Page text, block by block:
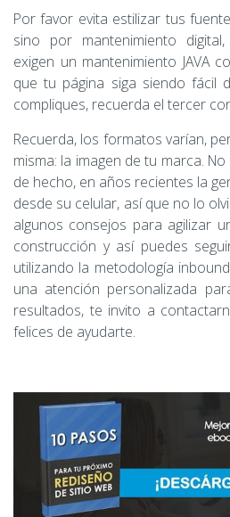
Por favor evita estilizar tus
sino por mantenimiento
exigen un mantenimiento JAVA
que tu página siga siendo fácil
compliques, recuerda el tercer
Recuerda, los formatos varían,
misma: la imagen de tu marca.
de hecho, en años recientes la
desde su celular, así que no lo
algunos consejos para agilizar
construcción y así puedes
utilizando la metodología
una atención personalizada
resultados, te invito a
felices de ayudarte.